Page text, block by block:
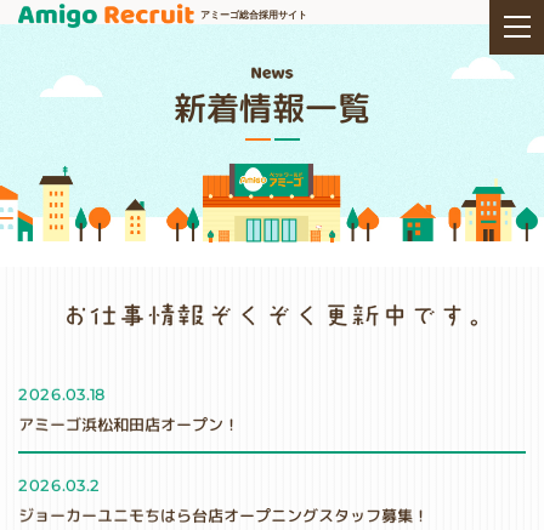
アミーゴ総合採用サイト
新着情報一覧
2026.03.18
アミーゴ浜松和田店オープン！
2026.03.2
ジョーカーユニモちはら台店オープニングスタッフ募集！